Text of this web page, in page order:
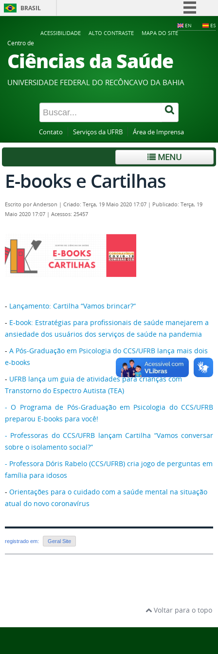
BRASIL
Participe
Acesso à informação
Legislação
Canais
EN ES
ACESSIBILIDADE ALTO CONTRASTE
MAPA DO SITE
Centro de
Ciências da Saúde
UNIVERSIDADE FEDERAL DO RECÔNCAVO DA BAHIA
Contato Serviços da UFRB Área de Imprensa
MENU
E-books e Cartilhas
Escrito porAnderson | Criado: Terça, 19 Maio 2020 17:07 | Publicado: Terça, 19
Maio 2020 17:07 | Acessos: 25457
- Lançamento: Cartilha “Vamos brincar?“
- E-book: Estratégias para profissionais de saúde manejarem a
ansiedade dos usuários dos serviços de saúde na pandemia
- A Pós-Graduação em Psicologia do CCS/UFRB lança mais dois
e-books
- UFRB lança um guia de atividades para crianças com
Transtorno do Espectro Autista (TEA)
- O Programa de Pós-Graduação em Psicologia do CCS/UFRB
preparou E-books para você!
- Professoras do CCS/UFRB lançam Cartilha “Vamos conversar
sobre o isolamento social?”
- Professora Dóris Rabelo (CCS/UFRB) cria jogo de perguntas em
família para idosos
- Orientações para o cuidado com a saúde mental na situação
atual do novo coronavírus
registrado em: Geral Site
Voltar para o topo